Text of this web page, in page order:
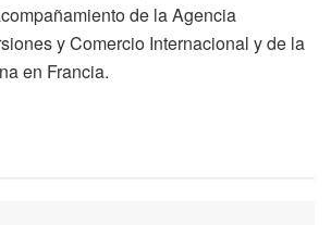
de la Agencia
y Comercio Internacional y de la
en Francia.